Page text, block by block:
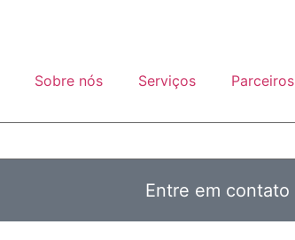
Sobre nós Serviços Parceiros
Entre em contato